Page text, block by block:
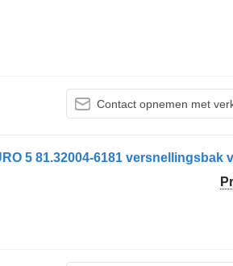
Contact opnemen met